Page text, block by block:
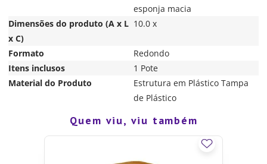
esponja macia
Dimensões do produto (A x L
x C)
10.0 x
Formato
Redondo
Itens inclusos
1 Pote
Material do Produto
Estrutura em Plástico Tampa
de Plástico
Quem viu, viu também